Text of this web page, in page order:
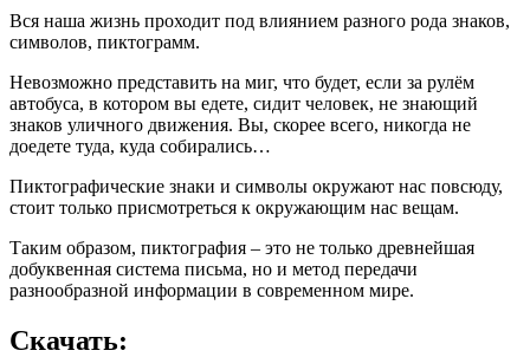
Вся наша жизнь проходит под влиянием разного рода знаков,
символов, пиктограмм.
Невозможно представить на миг, что будет, если за рулём
автобуса, в котором вы едете, сидит человек, не знающий
знаков уличного движения. Вы, скорее всего, никогда не
доедете туда, куда собирались…
Пиктографические знаки и символы окружают нас повсюду,
стоит только присмотреться к окружающим нас вещам.
Таким образом, пиктография – это не только древнейшая
добуквенная система письма, но и метод передачи
разнообразной информации в современном мире.
Скачать: